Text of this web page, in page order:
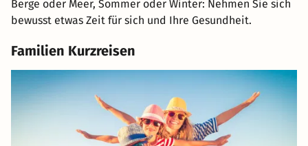
Berge oder Meer, Sommer oder Winter: Nehmen Sie sich
bewusst etwas Zeit für sich und Ihre Gesundheit.
Familien Kurzreisen